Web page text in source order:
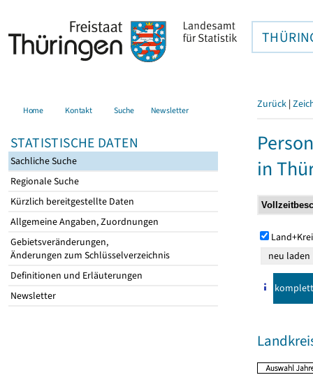
Home Kontakt Suche Newsletter
STATISTISCHE DATEN
Sachliche Suche
Regionale Suche
Kürzlich bereitgestellte Daten
Allgemeine Angaben, Zuordnungen
Gebietsveränderungen,
Änderungen zum Schlüsselverzeichnis
Definitionen und Erläuterungen
Newsletter
Zurück |
in
komplett